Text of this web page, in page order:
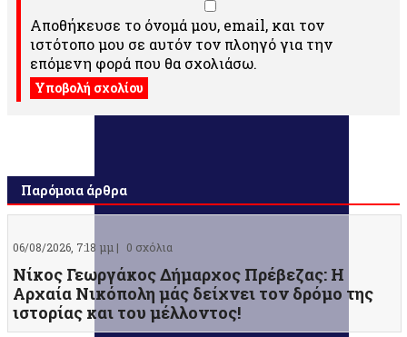
Αποθήκευσε το όνομά μου, email, και τον
ιστότοπο μου σε αυτόν τον πλοηγό για την
επόμενη φορά που θα σχολιάσω.
Παρόμοια άρθρα
06/08/2026, 7:18 μμ | 0 σχόλια
Νίκος Γεωργάκος Δήμαρχος Πρέβεζας: Η
Αρχαία Νικόπολη μάς δείχνει τον δρόμο της
ιστορίας και του μέλλοντος!